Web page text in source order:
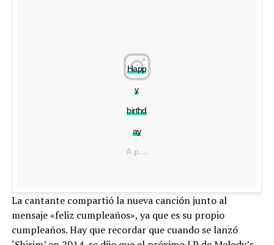
Happ
y
birthd
ay
A post shared by Melody’s Echo Chamber (@melodyprochet) on
La cantante compartió la nueva canción junto al
mensaje «feliz cumpleaños», ya que es su propio
cumpleaños. Hay que recordar que cuando se lanzó